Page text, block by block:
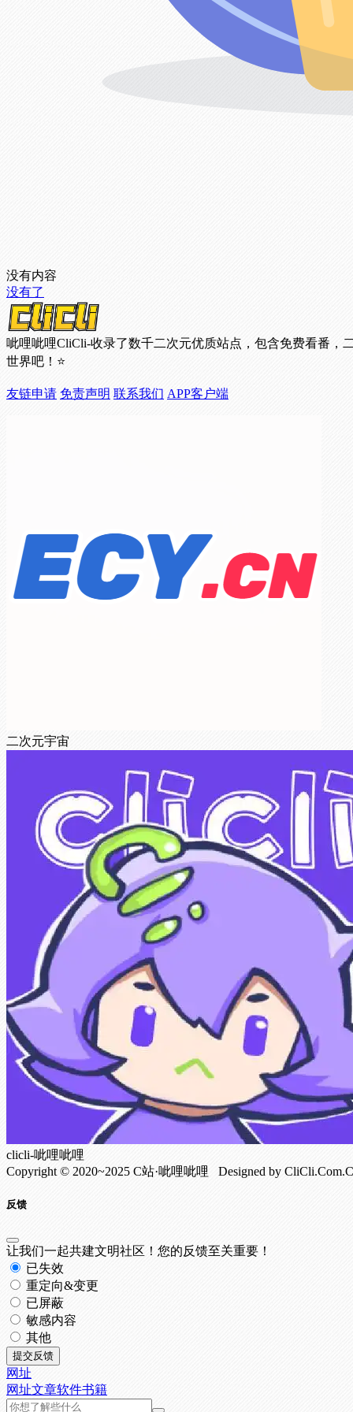
没有内容
没有了
呲哩呲哩CliCli-收录了数千二次元优质站点，包含免费看番
世界吧！⭐
友链申请 免责声明 联系我们 APP客户端
二次元宇宙
clicli-呲哩呲哩
Copyright © 2020~2025 C站·呲哩呲哩 Designed by
反馈
让我们一起共建文明社区！您的反馈至关重要！
已失效
重定向&变更
已屏蔽
敏感内容
其他
提交反馈
网址
网址文章软件书籍